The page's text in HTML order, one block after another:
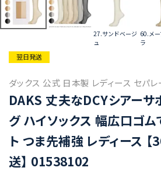
27.サンドベージ
ュ
60.メ
ラ
翌日発送
ダックス 公式 日本製 レディース セパ
DAKS 丈夫なDCYシアーサ
グ ハイソックス 幅広口ゴム
ト つま先補強 レディース
送】 01538102